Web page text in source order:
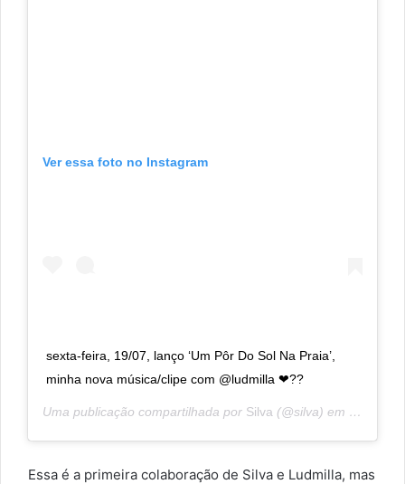
Ver essa foto no Instagram
sexta-feira, 19/07, lanço ‘Um Pôr Do Sol Na Praia’,
minha nova música/clipe com @ludmilla ❤??
Uma publicação compartilhada por Silva (@silva) em 15 de
Essa é a primeira colaboração de Silva e Ludmilla, mas